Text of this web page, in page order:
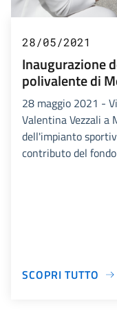
28/05/2021
Inaugurazione
polivalente di
28 maggio 2021 -
Valentina Vezzali a
dell'impianto
contributo del
SCOPRI TUTTO